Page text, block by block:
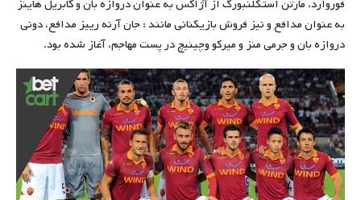
فوروارد، مارتن استکلنبورگ از آژاکس به عنوان دروازه بان و گابریل هاینز
به عنوان مدافع و نیز فروش بازیکنانی مانند : جان آرنه رییز مدافع، دونی
دروازه بان و جرمی منز و میرکو وچینیچ در پست مهاجم، آغاز شده بود.